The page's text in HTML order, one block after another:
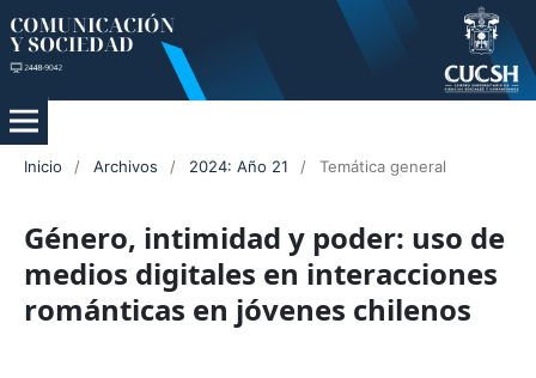
Inicio / Archivos / 2024: Año 21 / Temática general
Género, intimidad y poder: uso de
medios digitales en interacciones
románticas en jóvenes chilenos